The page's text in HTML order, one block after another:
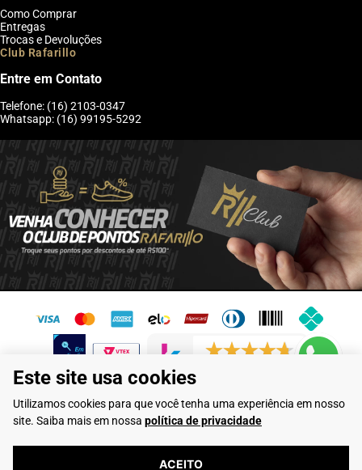
Este site usa cookies
Utilizamos cookies para que você tenha uma experiência em nosso
site. Saiba mais em nossa política de privacidade
ACEITO
Como Comprar
Entregas
Trocas e Devoluções
Club Rafarillo
Entre em Contato
Telefone: (16) 2103-0347
Whatsapp: (16) 99195-5292
Flamarian Comércio de Calçados LTDA - CNPJ: 10.913.950/0001-60 -
Rua Evangelista de Lima, 710 - Franca/SP
Coronel Tamarindo, 2435 - Franca/SP